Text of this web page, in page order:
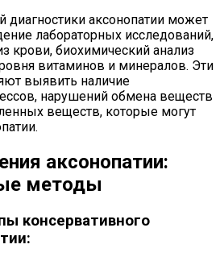
диагностики аксонопатии может
лабораторных исследований,
крови, биохимический анализ
витаминов и минералов. Эти
выявить наличие
нарушений обмена веществ
веществ, которые могут
аксонопатии:
методы
консервативного